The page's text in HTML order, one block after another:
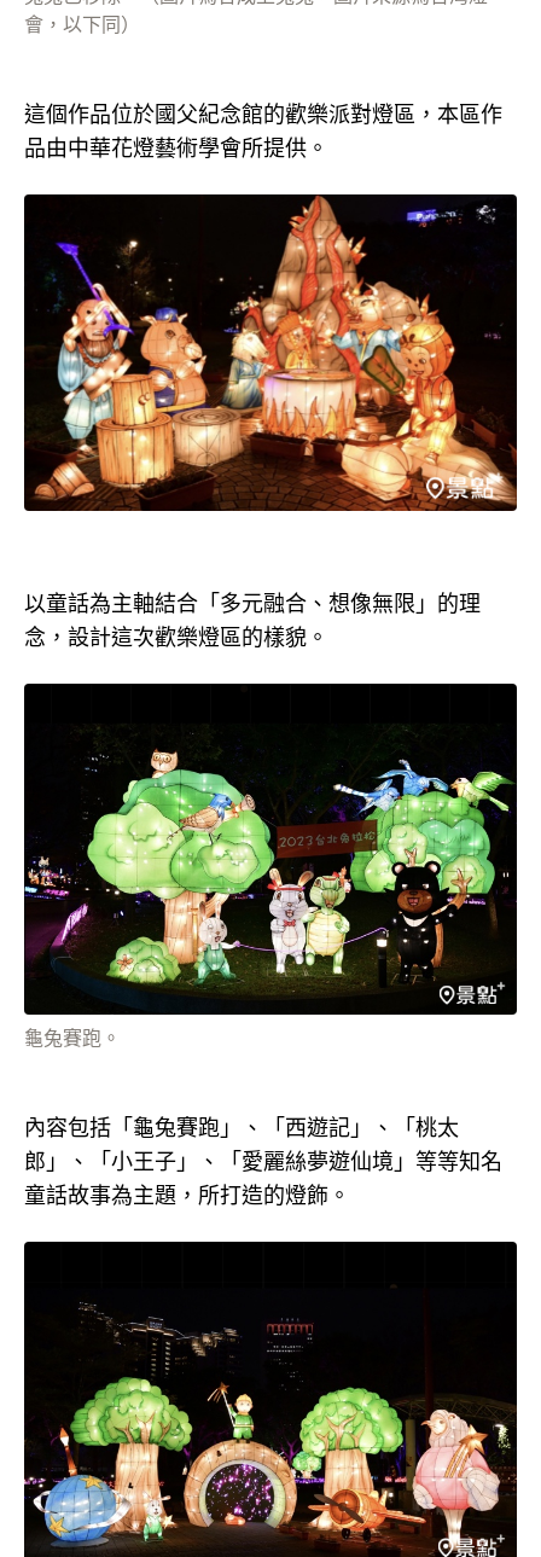
會，以下同）
這個作品位於國父紀念館的歡樂派對燈區，本區作
品由中華花燈藝術學會所提供。
以童話為主軸結合「多元融合、想像無限」的理
念，設計這次歡樂燈區的樣貌。
龜兔賽跑。
內容包括「龜兔賽跑」、「西遊記」、「桃太
郎」、「小王子」、「愛麗絲夢遊仙境」等等知名
童話故事為主題，所打造的燈飾。